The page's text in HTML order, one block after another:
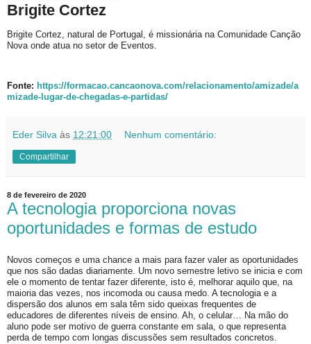
Brigite Cortez
Brigite Cortez, natural de Portugal, é missionária na Comunidade Canção
Nova onde atua no setor de Eventos.
Fonte: https://formacao.cancaonova.com/relacionamento/amizade/a
mizade-lugar-de-chegadas-e-partidas/
Eder Silva às 12:21:00 Nenhum comentário:
Compartilhar
8 de fevereiro de 2020
A tecnologia proporciona novas
oportunidades e formas de estudo
Novos começos e uma chance a mais para fazer valer as oportunidades
que nos são dadas diariamente. Um novo semestre letivo se inicia e com
ele o momento de tentar fazer diferente, isto é, melhorar aquilo que, na
maioria das vezes, nos incomoda ou causa medo. A tecnologia e a
dispersão dos alunos em sala têm sido queixas frequentes de
educadores de diferentes níveis de ensino. Ah, o celular… Na mão do
aluno pode ser motivo de guerra constante em sala, o que representa
perda de tempo com longas discussões sem resultados concretos.